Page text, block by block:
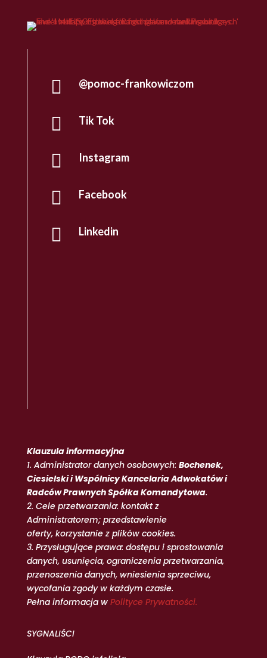
 @pomoc-frankowiczom
 Tik Tok
 Instagram
 Facebook
 Linkedin
Klauzula informacyjna
1. Administrator danych osobowych: Bochenek,
Ciesielski i Wspólnicy Kancelaria Adwokatów i
Radców Prawnych Spółka Komandytowa.
2. Cele przetwarzania: kontakt z
Administratorem; przedstawienie
oferty, korzystanie z plików cookies.
3. Przysługujące prawa: dostępu i sprostowania
danych, usunięcia, ograniczenia przetwarzania,
przenoszenia danych, wniesienia sprzeciwu,
wycofania zgody w każdym czasie.
Pełna informacja w Polityce Prywatności.
SYGNALIŚCI